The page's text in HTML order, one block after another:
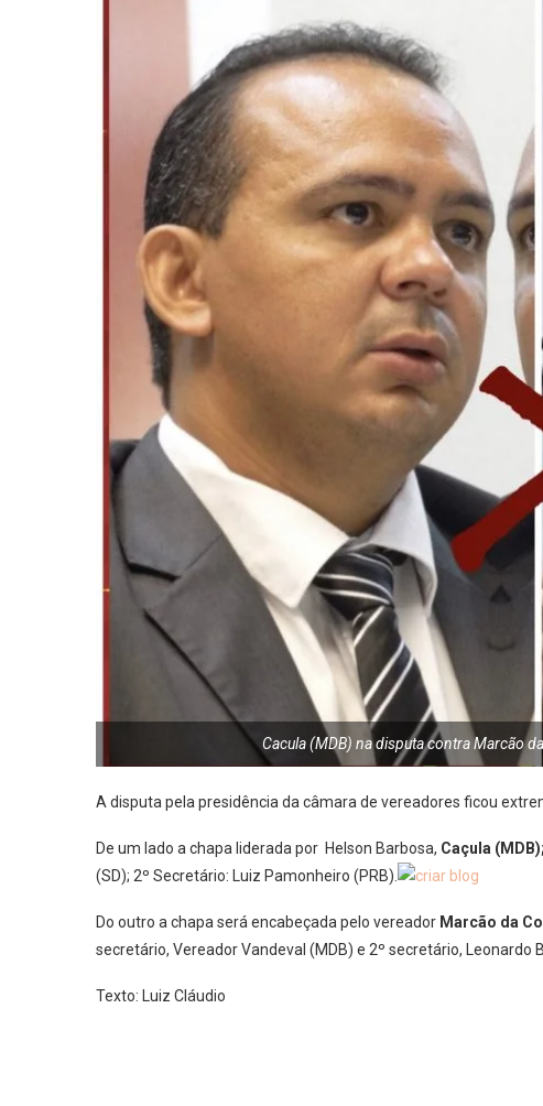
Cacula (MDB) na disputa contra Marcão
A disputa pela presidência da câmara de vereadores ficou
De um lado a chapa liderada por Helson Barbosa, Caçula (MDB);
(SD); 2º Secretário: Luiz Pamonheiro (PRB).
Do outro a chapa será encabeçada pelo vereador Marcão da
secretário, Vereador Vandeval (MDB) e 2º secretário, Leonardo
Texto: Luiz Cláudio